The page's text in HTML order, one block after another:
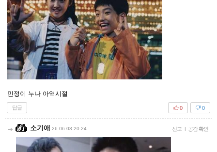
민정이 누나 아역시절
답글 0
0
소기애 26-06-08 20:24 신고 | 공감 확인